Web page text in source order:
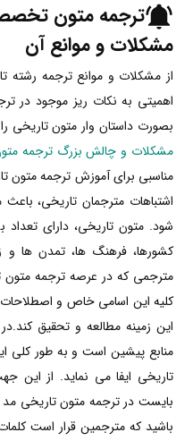
ترجمه متون
مشکلات و موانع آن
از مشکلات و موانع ترجمه رشته
اهمیتی به نکات ریز موجود در
بصورت داستان وار متون تاریخی
مشکلات و چالش بزرگ ترجمه
مناسبی برای آموزش ترجمه متون
اشتباهات مترجمان تاریخی،
شود. متون تاریخی، دارای
کشورها، فرهنگ ها، تمدن ها و
مترجمی که در عرصه ترجمه
کلیه این اسامی خاص و اصطلاحات
این زمینه مطالعه و تحقیق
منابع پیشین است و به طور کلی
تاریخی ایفا می نماید. از این
بایست در ترجمه متون تاریخی مد
باشید که مترجمین قرار است